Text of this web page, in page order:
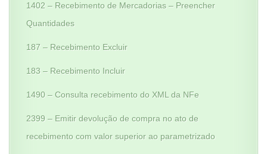
1402 – Recebimento de Mercadorias – Preencher
Quantidades
187 – Recebimento Excluir
183 – Recebimento Incluir
1490 – Consulta recebimento do XML da NFe
2399 – Emitir devolução de compra no ato de
recebimento com valor superior ao parametrizado